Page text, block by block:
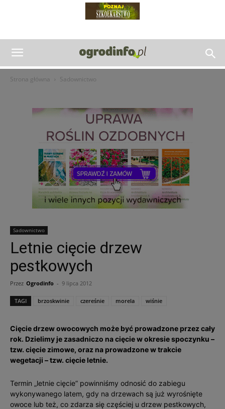
Strona główna Sadownictwo
Sadownictwo
Letnie cięcie drzew
pestkowych
Przez Ogrodinfo - 9 lipca 2012
TAGI brzoskwinie czereśnie morela wiśnie
Cięcie drzew owocowych może być prowadzone przez cały
rok. Dzielimy je zasadniczo na cięcie w okresie spoczynku –
tzw. cięcie zimowe, oraz na prowadzone w trakcie
wegetacji – tzw. cięcie letnie.
Termin „letnie cięcie” powinniśmy odnosić do zabiegu
wykonywanego latem, gdy na drzewach są już wyrośnięte
owoce lub też, co zdarza się częściej u drzew pestkowych,